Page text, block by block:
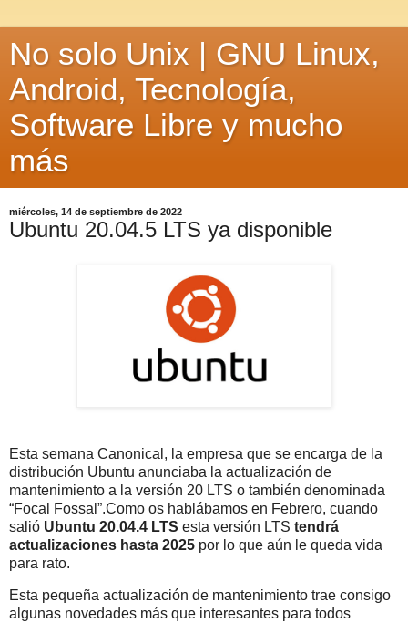
No solo Unix | GNU Linux,
Android, Tecnología,
Software Libre y mucho
más
miércoles, 14 de septiembre de 2022
Ubuntu 20.04.5 LTS ya disponible
Esta semana Canonical, la empresa que se encarga de la
distribución Ubuntu anunciaba la actualización de
mantenimiento a la versión 20 LTS o también denominada
“Focal Fossal”.Como os hablábamos en Febrero, cuando
salió Ubuntu 20.04.4 LTS esta versión LTS tendrá
actualizaciones hasta 2025 por lo que aún le queda vida
para rato.
Esta pequeña actualización de mantenimiento trae consigo
algunas novedades más que interesantes para todos